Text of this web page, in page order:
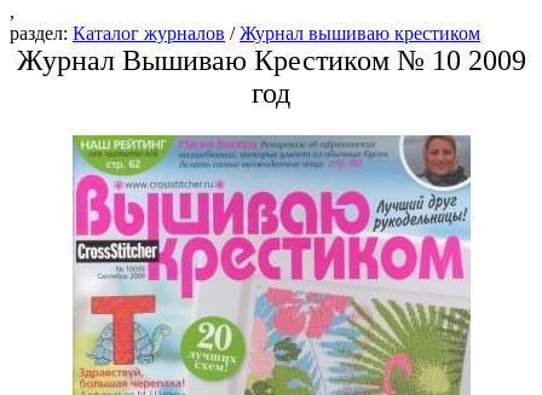
,
раздел: Каталог журналов /Журнал вышиваю крестиком
Журнал Вышиваю Крестиком № 10 2009
год